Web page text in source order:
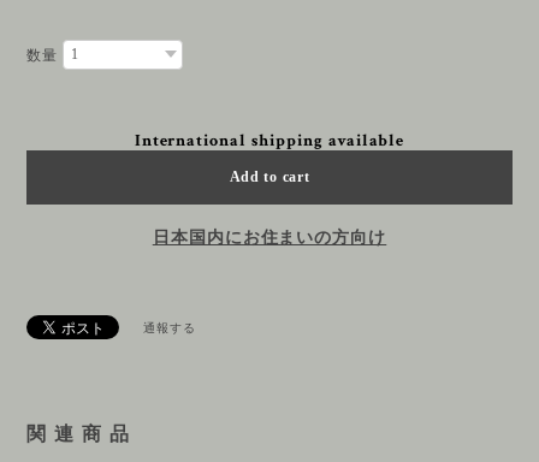
数量
International shipping available
Add to cart
日本国内にお住まいの方向け
通報する
関 連 商 品